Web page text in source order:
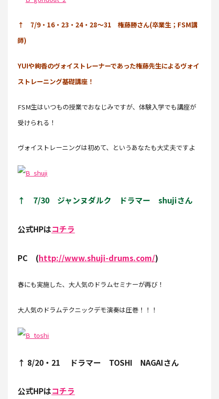
↑ 7/9・16・23・24・28～31 権藤勝さん(卒業生；FSM講
師)
YUIや絢香のヴォイストレーナーであった権藤先生によるヴォイ
ストレーニング基礎講座！
FSM生はいつもの授業でおなじみですが、体験入学でも講座が
受けられる！
ヴォイストレーニングは初めて、というあなたも大丈夫ですよ
↑ 7/30 ジャンヌダルク ドラマー shujiさん
公式HPはコチラ
PC (http://www.shuji-drums.com/)
春にも実施した、大人気のドラムセミナーが再び！
大人気のドラムテクニックデモ演奏は圧巻！！！
↑ 8/20・21 ドラマー TOSHI NAGAIさん
公式HPはコチラ